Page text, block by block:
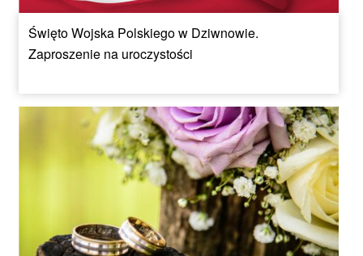
Święto Wojska Polskiego w Dziwnowie.
Zaproszenie na uroczystości